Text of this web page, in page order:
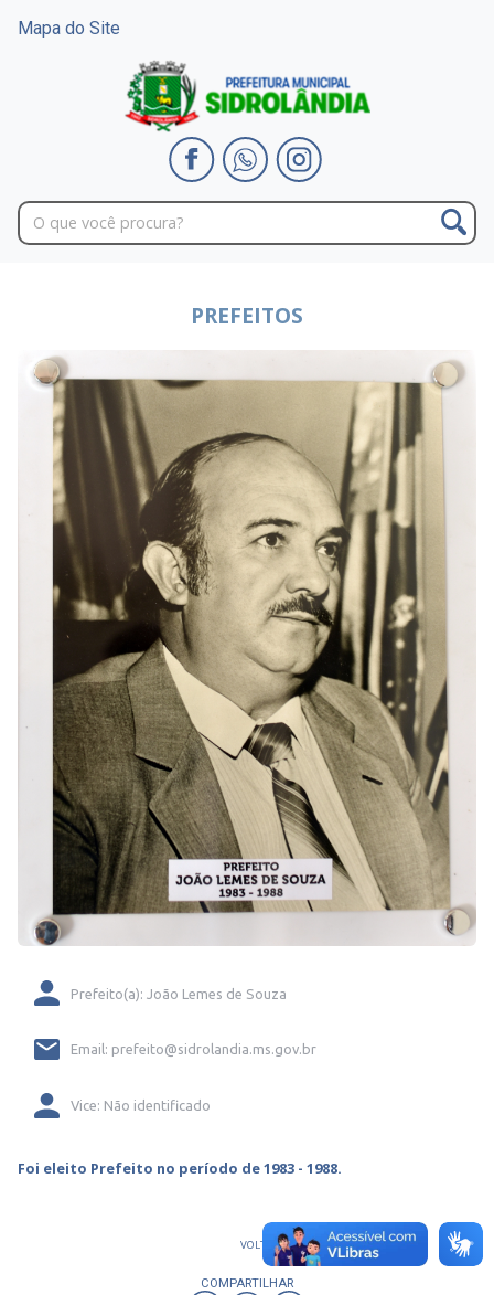
Mapa do Site
PREFEITOS
Prefeito(a): João Lemes de Souza
Email: prefeito@sidrolandia.ms.gov.br
Vice: Não identificado
Foi eleito Prefeito no período de 1983 - 1988.
VOLTAR
COMPARTILHAR